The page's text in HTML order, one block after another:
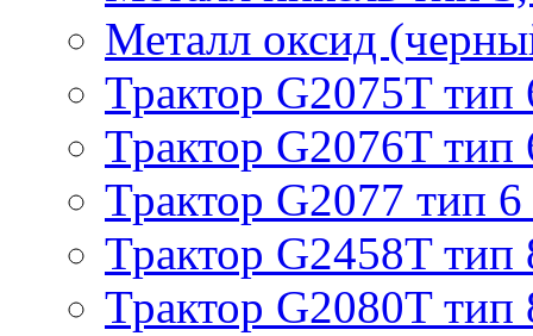
Металл оксид
Трактор G2075T тип
Трактор G2076T тип
Трактор G2077 тип 6
Трактор G2458T тип
Трактор G2080T тип